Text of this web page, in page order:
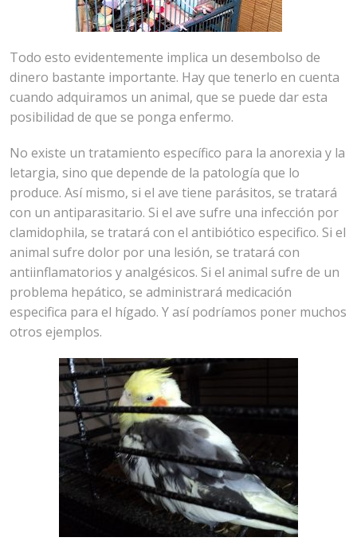
Todo esto evidentemente implica un desembolso de
dinero bastante importante. Hay que tenerlo en cuenta
cuando adquiramos un animal, que se puede dar esta
posibilidad de que se ponga enfermo.
No existe un tratamiento específico para la anorexia y la
letargia, sino que depende de la patología que lo
produce. Así mismo, si el ave tiene parásitos, se tratará
con un antiparasitario. Si el ave sufre una infección por
clamidophila, se tratará con el antibiótico especifico. Si el
animal sufre dolor por una lesión, se tratará con
antiinflamatorios y analgésicos. Si el animal sufre de un
problema hepático, se administrará medicación
especifica para el hígado. Y así podríamos poner muchos
otros ejemplos.